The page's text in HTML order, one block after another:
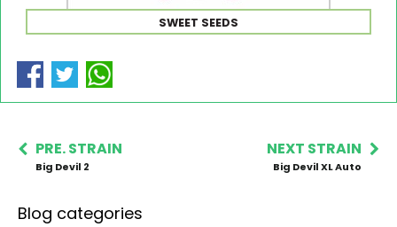
SWEET SEEDS
PRE. STRAIN
Big Devil 2
NEXT STRAIN
Big Devil XL Auto
Blog categories